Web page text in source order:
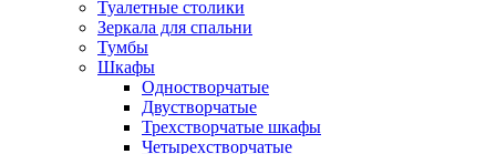
Туалетные столики
Зеркала для спальни
Тумбы
Шкафы
Одностворчатые
Двустворчатые
Трехстворчатые шкафы
Четырехстворчатые